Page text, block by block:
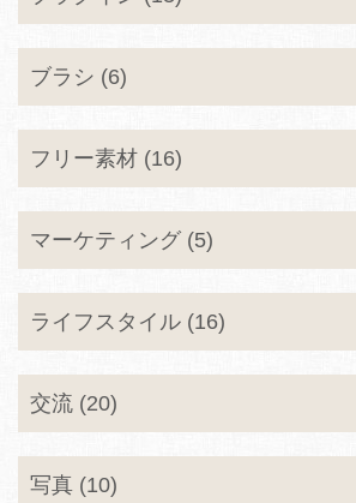
ブラシ (6)
フリー素材 (16)
マーケティング (5)
ライフスタイル (16)
交流 (20)
写真 (10)